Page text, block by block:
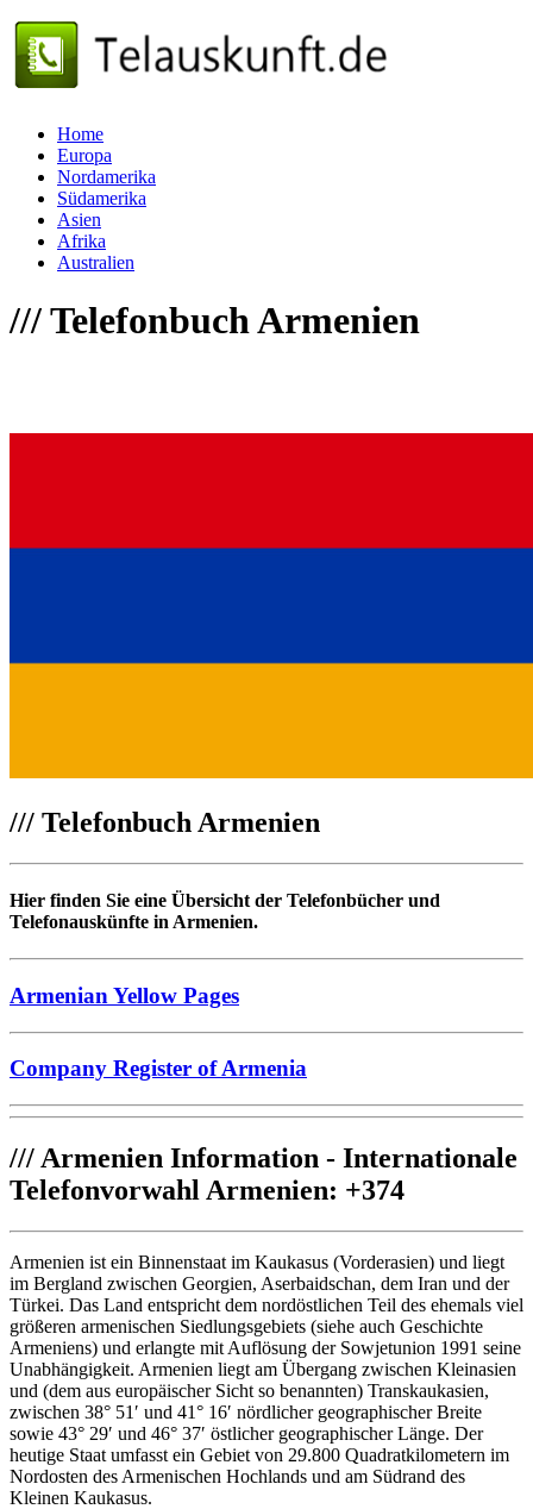
Home
Europa
Nordamerika
Südamerika
Asien
Afrika
Australien
///Telefonbuch Armenien
/// Telefonbuch Armenien
Hier finden Sie eine Übersicht der Telefonbücher und
Telefonauskünfte in Armenien.
Armenian Yellow Pages
Company Register of Armenia
/// Armenien Information - Internationale
Telefonvorwahl Armenien: +374
Armenien ist ein Binnenstaat im Kaukasus (Vorderasien) und liegt
im Bergland zwischen Georgien, Aserbaidschan, dem Iran und der
Türkei. Das Land entspricht dem nordöstlichen Teil des ehemals viel
größeren armenischen Siedlungsgebiets (siehe auch Geschichte
Armeniens) und erlangte mit Auflösung der Sowjetunion 1991 seine
Unabhängigkeit. Armenien liegt am Übergang zwischen Kleinasien
und (dem aus europäischer Sicht so benannten) Transkaukasien,
zwischen 38° 51′ und 41° 16′ nördlicher geographischer Breite
sowie 43° 29′ und 46° 37′ östlicher geographischer Länge. Der
heutige Staat umfasst ein Gebiet von 29.800 Quadratkilometern im
Nordosten des Armenischen Hochlands und am Südrand des
Kleinen Kaukasus.